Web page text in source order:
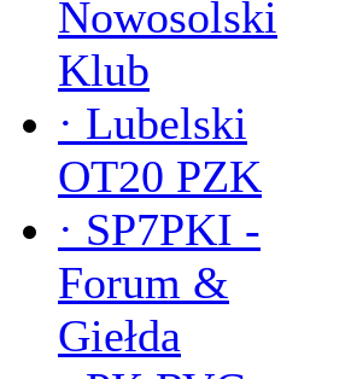
Nowosolski
Klub
· Lubelski
OT20 PZK
· SP7PKI -
Forum &
Giełda